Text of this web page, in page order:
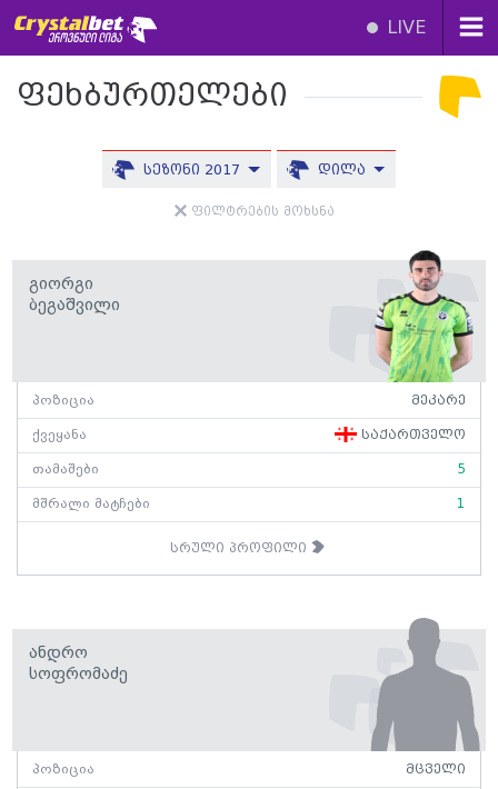
LIVE
ფეხბურთელები
სეზონი 2017 დილა
ფილტრების მოხსნა
Გიორგი
Ბეგაშვილი
პოზიცია მეკარე
ქვეყანა საქართველო
თამაშები 5
მშრალი მატჩები 1
სრული პროფილი
Ანდრო
Სოფრომაძე
პოზიცია მცველი